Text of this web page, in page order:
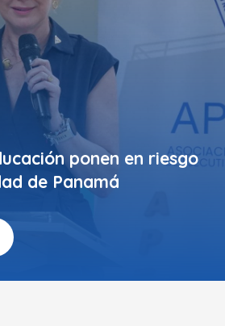
ponen en riesgo
de Panamá